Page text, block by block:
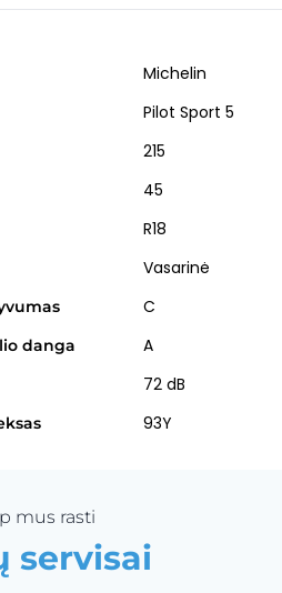
Michelin
Pilot Sport 5
215
45
R18
Vasarinė
C
danga A
72 dB
93Y
mus rasti
servisai